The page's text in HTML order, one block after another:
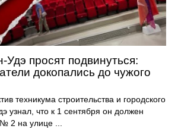
Удэ просят подвинуться:
докопались до чужого
техникума строительства и городского
узнал, что к 1 сентября он должен
2 на улице ...